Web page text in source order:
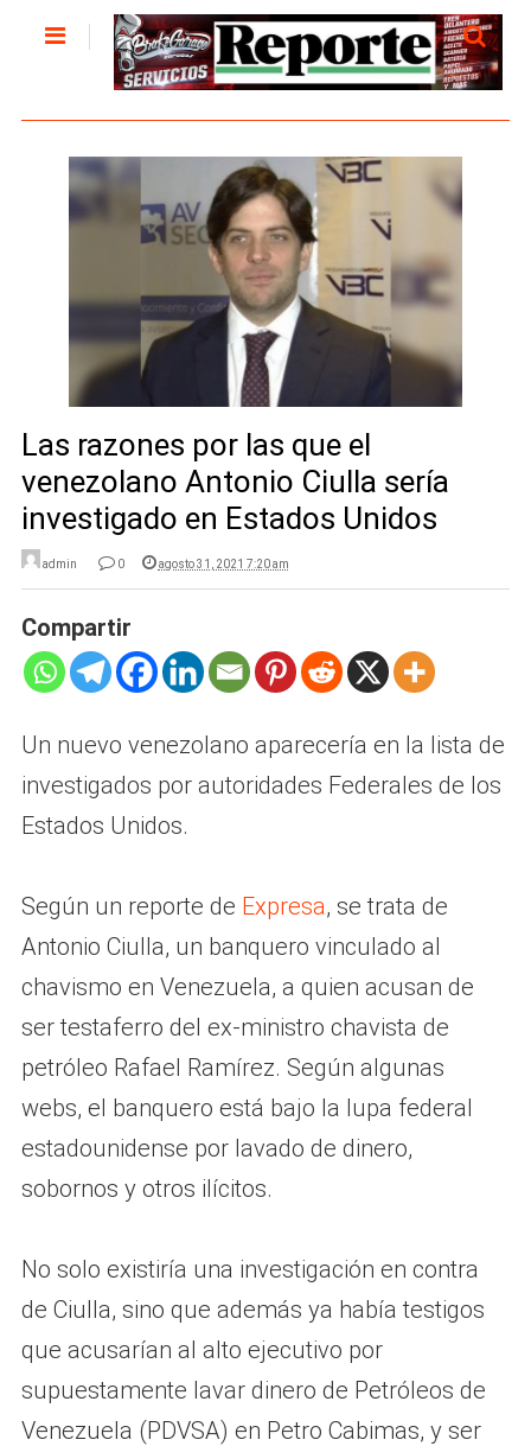
Las razones por las que el
venezolano Antonio Ciulla sería
investigado en Estados Unidos
admin 0 agosto 31, 2021 7:20 am
Compartir
Un nuevo venezolano aparecería en la lista de
investigados por autoridades Federales de los
Estados Unidos.
Según un reporte de Expresa, se trata de
Antonio Ciulla, un banquero vinculado al
chavismo en Venezuela, a quien acusan de
ser testaferro del ex-ministro chavista de
petróleo Rafael Ramírez. Según algunas
webs, el banquero está bajo la lupa federal
estadounidense por lavado de dinero,
sobornos y otros ilícitos.
No solo existiría una investigación en contra
de Ciulla, sino que además ya había testigos
que acusarían al alto ejecutivo por
supuestamente lavar dinero de Petróleos de
Venezuela (PDVSA) en Petro Cabimas, y ser